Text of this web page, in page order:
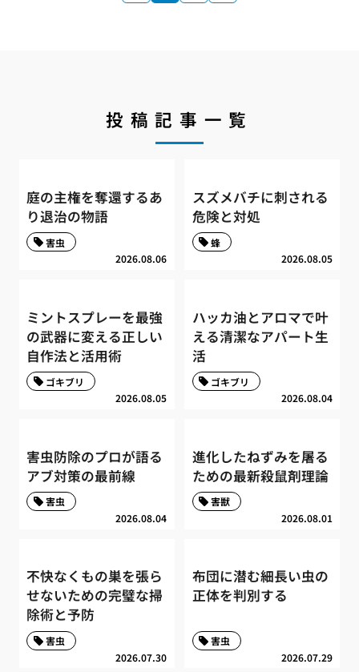
投稿記事一覧
庭の主権を奪還するあ
り退治の物語
2026.08.06
害虫
スズメバチに刺される
危険と対処
2026.08.05
蜂
ミントスプレーを最強
の武器に変える正しい
自作法と活用術
2026.08.05
ゴキブリ
ハッカ油とアロマで叶
える清潔なアパート生
活
2026.08.04
ゴキブリ
害虫防除のプロが語る
アブ対策の最前線
2026.08.04
害虫
進化したねずみを屠る
ための最新殺鼠剤理論
2026.08.01
害獣
不快なくもの巣を張ら
せないための完璧な掃
除術と予防
2026.07.30
害虫
布団に潜む細長い虫の
正体を判別する
2026.07.29
害虫